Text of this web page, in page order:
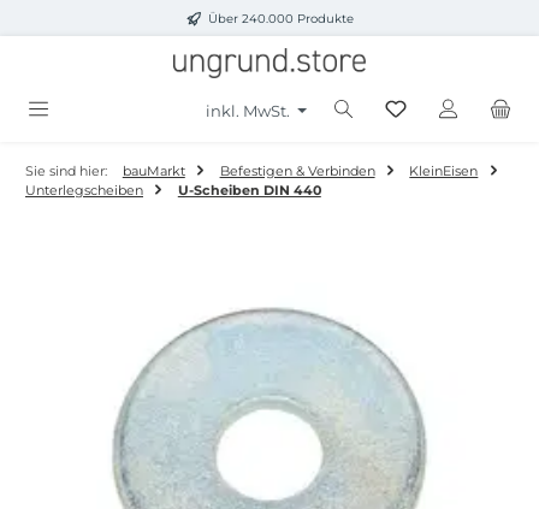
Zum Hauptinhalt springenÜber 240.000 Produkte
inkl. MwSt.
Sie sind hier: bauMarkt Befestigen & Verbinden
KleinEisen
Unterlegscheiben
U-Scheiben DIN 440